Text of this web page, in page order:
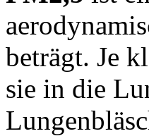
beträgt. Je
sie in die